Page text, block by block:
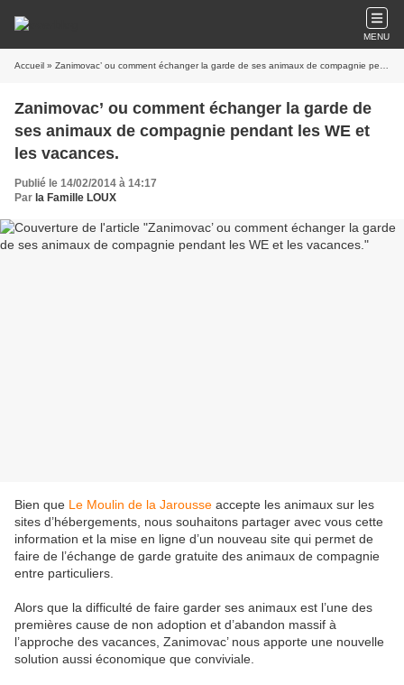
MENU
Accueil » Zanimovac’ ou comment échanger la garde de ses animaux de compagnie pendant les WE et les vacances.
Zanimovac’ ou comment échanger la garde de
ses animaux de compagnie pendant les WE et
les vacances.
Publié le 14/02/2014 à 14:17
Par la Famille LOUX
Bien que Le Moulin de la Jarousse accepte les animaux sur les
sites d’hébergements, nous souhaitons partager avec vous cette
information et la mise en ligne d’un nouveau site qui permet de
faire de l’échange de garde gratuite des animaux de compagnie
entre particuliers.
Alors que la difficulté de faire garder ses animaux est l’une des
premières cause de non adoption et d’abandon massif à
l’approche des vacances, Zanimovac’ nous apporte une nouvelle
solution aussi économique que conviviale.